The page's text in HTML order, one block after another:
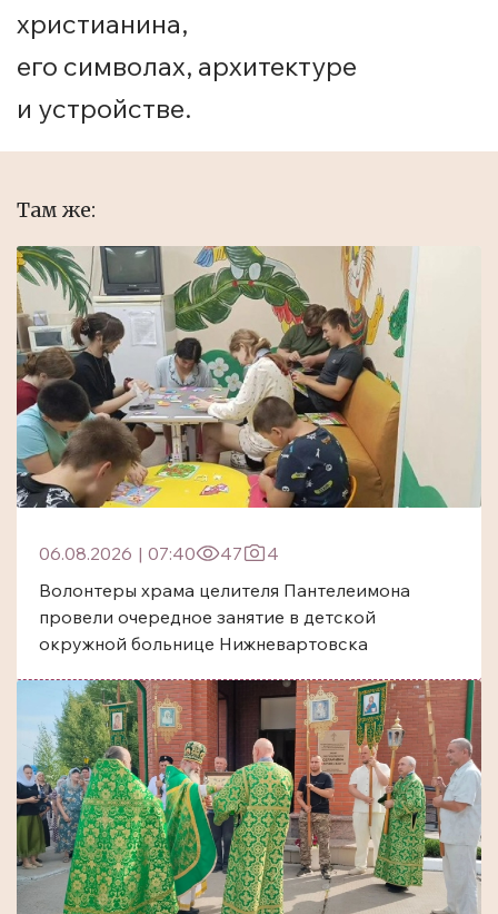
христианина,
его символах, архитектуре
и устройстве.
Там же:
06.08.2026 | 07:40 47
4
Волонтеры храма целителя Пантелеимона
провели очередное занятие в детской
окружной больнице Нижневартовска